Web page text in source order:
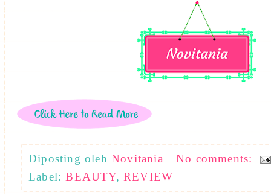
Diposting oleh Novitania
No comments:
Label:BEAUTY,REVIEW